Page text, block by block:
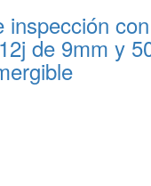
inspección
de 9mm y